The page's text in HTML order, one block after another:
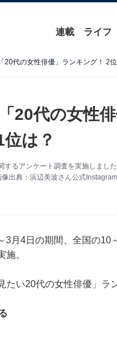
連載 ライフ
20代の女性俳優」ランキング！ 2
20代の女性
位は？
るアンケート調査を実施しまし
出典：浜辺美波さん公式Instagram
3月4日の期間、全国の10
。
い20代の女性俳優」ラ